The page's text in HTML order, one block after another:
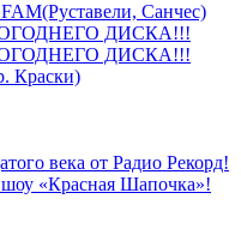
Санчес)
ДИСКА!!!
ДИСКА!!!
Краски)
века от Радио Рекорд!
«Красная Шапочка»!